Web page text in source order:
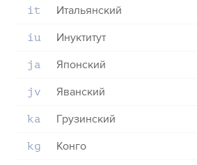
it Итальянский
iu Инуктитут
ja Японский
jv Яванский
ka Грузинский
kg Конго